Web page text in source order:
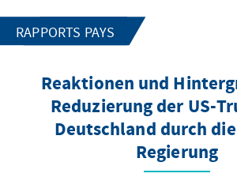
RAPPORTS PAYS
Reaktionen und
Reduzierung der US-
Deutschland durch
Regierung